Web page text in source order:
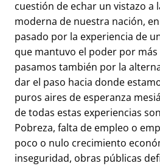
cuestión de echar un vistazo a
moderna de nuestra nación,
pasado por la experiencia de
que mantuvo el poder por más
pasamos también por la
dar el paso hacia donde
puros aires de esperanza
de todas estas experiencias
Pobreza, falta de empleo o
poco o nulo crecimiento
inseguridad, obras públicas